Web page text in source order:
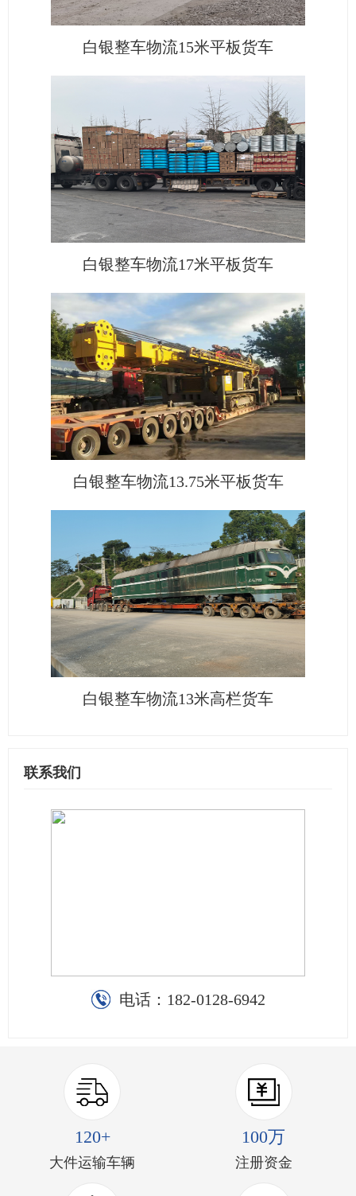
白银整车物流15米平板货车
白银整车物流17米平板货车
白银整车物流13.75米平板货车
白银整车物流13米高栏货车
联系我们
电话： 182-0128-6942
120+
大件运输车辆
100万
注册资金